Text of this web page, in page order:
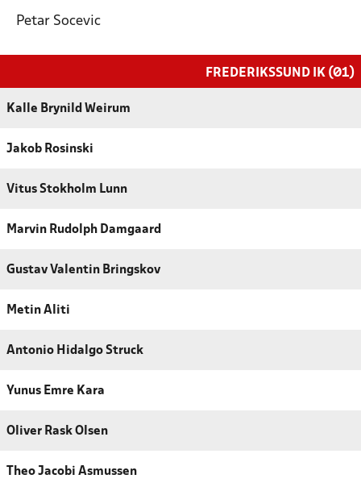
Petar Socevic
FREDERIKSSUND IK (Ø1)
Kalle Brynild Weirum
Jakob Rosinski
Vitus Stokholm Lunn
Marvin Rudolph Damgaard
Gustav Valentin Bringskov
Metin Aliti
Antonio Hidalgo Struck
Yunus Emre Kara
Oliver Rask Olsen
Theo Jacobi Asmussen